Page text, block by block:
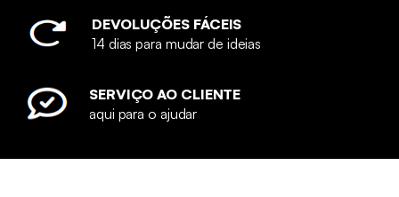
DEVOLUÇÕES FÁCEIS
14 dias para mudar de ideias
SERVIÇO AO CLIENTE
aqui para o ajudar